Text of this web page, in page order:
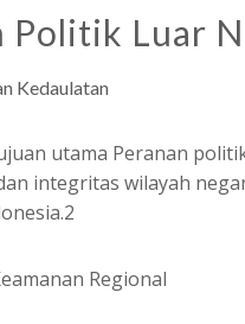
Politik Luar
Kedaulatan
utama Peranan
integritas wilayah
Regional